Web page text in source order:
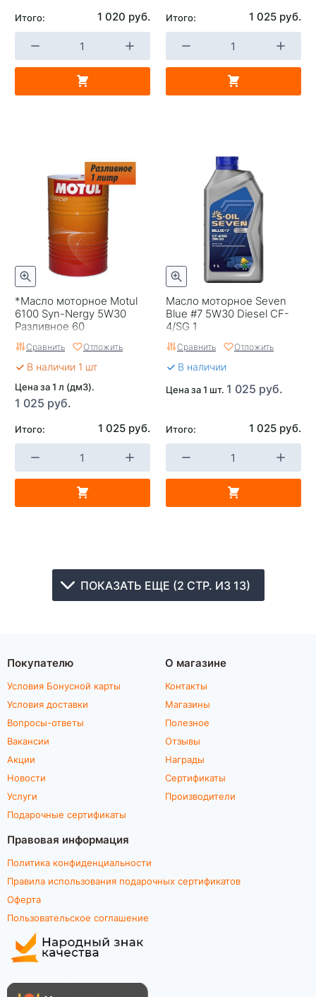
Итого: 1 020 руб. Итого: 1 025 руб.
*Масло моторное Motul
6100 Syn-Nergy 5W30
Разливное 60
Сравнить Отложить
В наличии 1 шт
Цена за 1 л (дм3).
1 025 руб.
Итого: 1 025 руб.
Масло моторное Seven
Blue #7 5W30 Diesel CF-
4/SG 1
Сравнить Отложить
В наличии
Цена за 1 шт. 1 025 руб.
Итого: 1 025 руб.
ПОКАЗАТЬ ЕЩЕ (2 СТР. ИЗ 13)
Покупателю
Условия Бонусной карты
Условия доставки
Вопросы-ответы
Вакансии
Акции
Новости
Услуги
Подарочные сертификаты
О магазине
Контакты
Магазины
Полезное
Отзывы
Награды
Сертификаты
Производители
Правовая информация
Политика конфиденциальности
Правила использования подарочных сертификатов
Оферта
Пользовательское соглашение